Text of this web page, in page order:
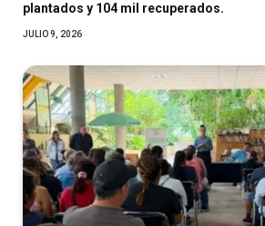
plantados y 104 mil recuperados.
JULIO 9, 2026